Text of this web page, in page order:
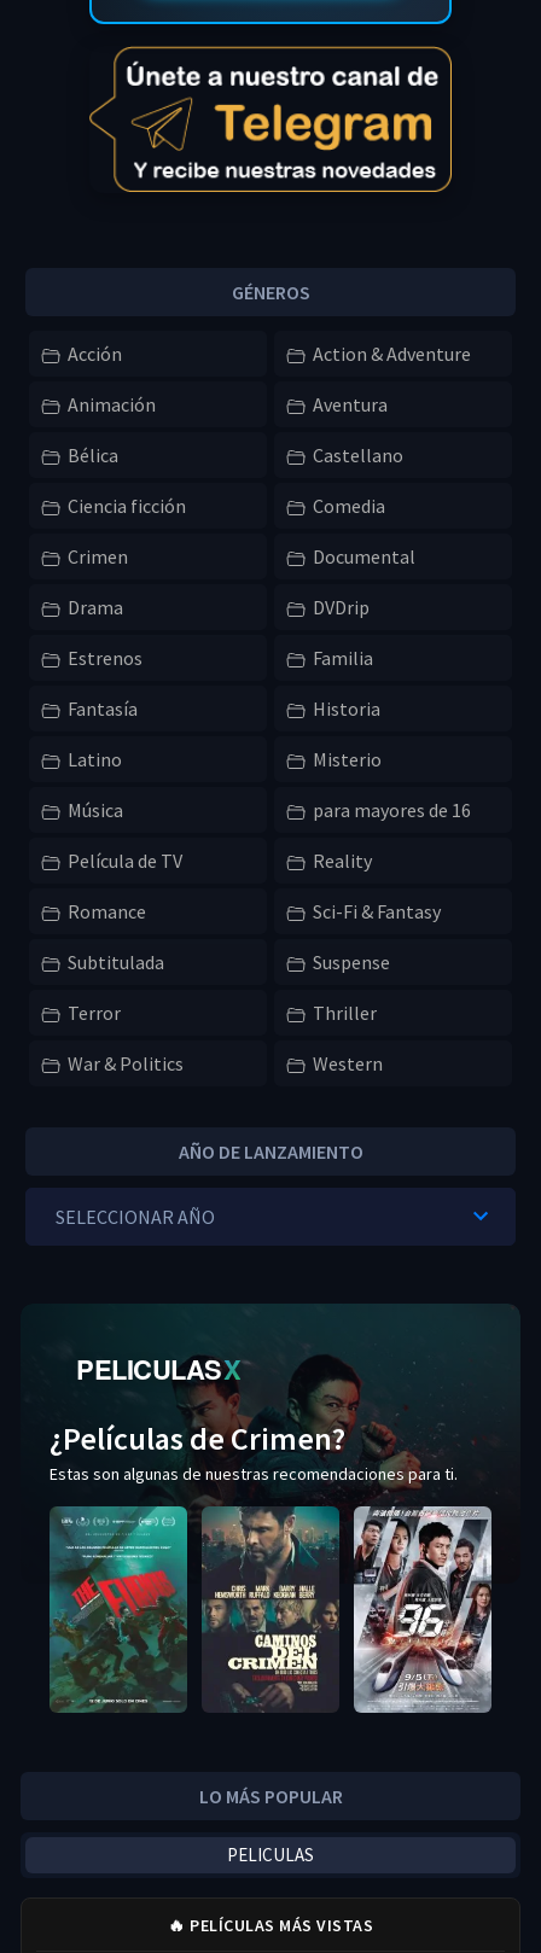
GÉNEROS
Acción Action & Adventure
Animación Aventura
Bélica Castellano
Ciencia ficción Comedia
Crimen Documental
Drama DVDrip
Estrenos Familia
Fantasía Historia
Latino Misterio
Música para mayores de 16
Película de TV Reality
Romance Sci-Fi & Fantasy
Subtitulada Suspense
Terror Thriller
War & Politics Western
AÑO DE LANZAMIENTO
PELICULASX
¿Películas de Crimen?
Estas son algunas de nuestras recomendaciones para ti.
LO MÁS POPULAR
PELICULAS
🔥 PELÍCULAS MÁS VISTAS